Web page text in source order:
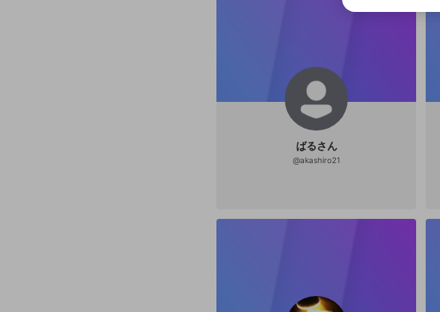
ばるさん
@akashiro21
mellow-
mellow-
ゲ
政